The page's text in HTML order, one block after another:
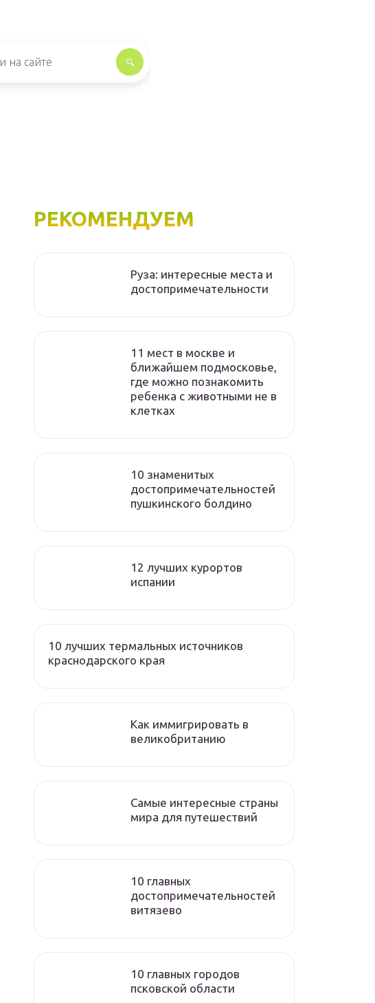
РЕКОМЕНДУЕМ
Руза: интересные места и
достопримечательности
11 мест в москве и
ближайшем подмосковье,
где можно познакомить
ребенка с животными не в
клетках
10 знаменитых
достопримечательностей
пушкинского болдино
12 лучших курортов
испании
10 лучших термальных источников
краснодарского края
Как иммигрировать в
великобританию
Самые интересные страны
мира для путешествий
10 главных
достопримечательностей
витязево
10 главных городов
псковской области